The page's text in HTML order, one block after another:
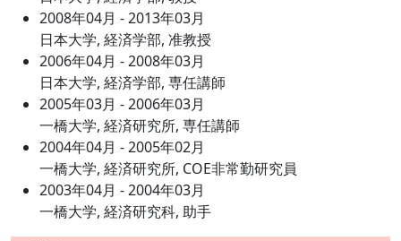
2008年04月 - 2013年03月
日本大学, 経済学部, 准教授
2006年04月 - 2008年03月
日本大学, 経済学部, 専任講師
2005年03月 - 2006年03月
一橋大学, 経済研究所, 専任講師
2004年04月 - 2005年02月
一橋大学, 経済研究所, COE非常勤研究員
2003年04月 - 2004年03月
一橋大学, 経済研究科, 助手